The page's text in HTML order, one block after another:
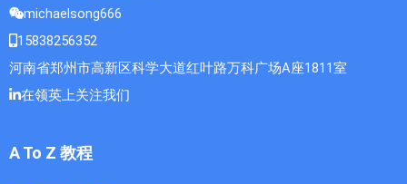
michaelsong666
15838256352
河南省郑州市高新区科学大道红叶路万科广场A座1811室
在领英上关注我们
A To Z 教程